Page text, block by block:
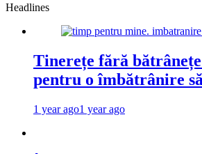
Headlines
Tinerețe fără
pentru o îmbătrânire
1 year ago1 year ago